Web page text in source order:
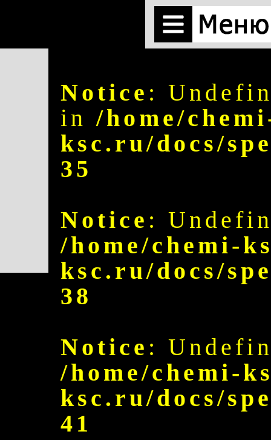
Notice :
in/home/
ksc.ru/docs/
35
Notice :
/home/chemi-
ksc.ru/docs/
38
Notice :
/home/chemi-
ksc.ru/docs/
41